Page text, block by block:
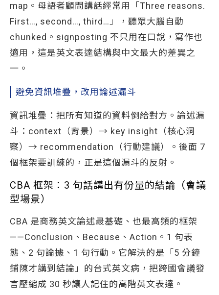
map。母語者顧問講話經常用「Three reasons.
First…, second…, third…」，聽眾大腦自動
chunked。signposting 不只用在口說，寫作也
適用，這是英文表達結構與中文最大的差異之
一。
避免資訊堆疊，改用論述漏斗
資訊堆疊：把所有知道的資料倒給對方。論述漏
斗：context（背景）→ key insight（核心洞
察）→ recommendation（行動建議）。後面 7
個框架要訓練的，正是這個漏斗的反射。
CBA 框架：3 句話講出有份量的結論（會議
型場景）
CBA 是商務英文論述最基礎、也最高頻的框架
——Conclusion、Because、Action。1 句表
態、2 句論據、1 句行動。它解決的是「5 分鐘
鋪陳才講到結論」的台式英文病，把跨國會議發
言壓縮成 30 秒讓人記住的高階英文表達。